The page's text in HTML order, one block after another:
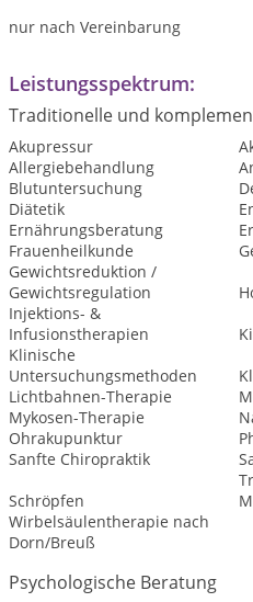
nur nach Vereinbarung
Leistungsspektrum:
Traditionelle und
Akupressur
Allergiebehandlung
Blutuntersuchung
Diätetik
Ernährungsberatung
Frauenheilkunde
Gewichtsreduktion /
Gewichtsregulation
Injektions- &
Infusionstherapien
Klinische
Untersuchungsmethoden
Lichtbahnen-Therapie
Mykosen-Therapie
Ohrakupunktur
Sanfte Chiropraktik
Schröpfen
Wirbelsäulentherapie nach
Dorn/Breuß
Psychologische Beratung